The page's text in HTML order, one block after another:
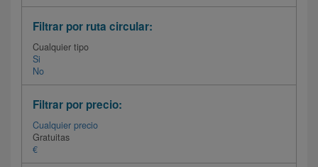
Filtrar por ruta circular:
Cualquier tipo
Si
No
Filtrar por precio:
Cualquier precio
Gratuitas
€